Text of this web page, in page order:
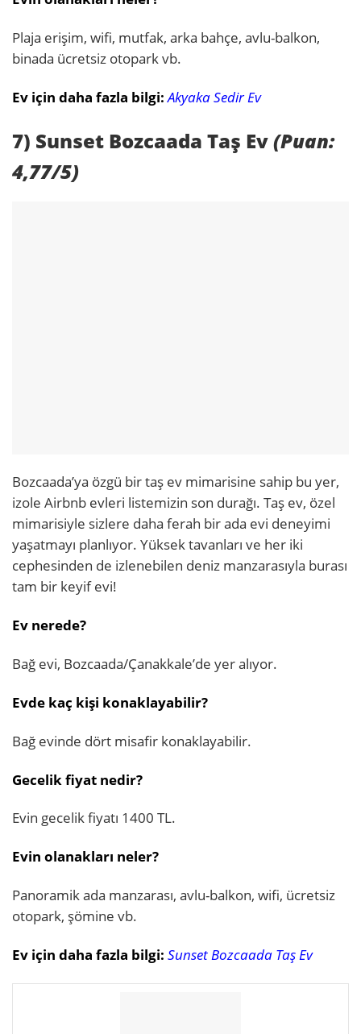
Plaja erişim, wifi, mutfak, arka bahçe, avlu-balkon,
binada ücretsiz otopark vb.
Ev için daha fazla bilgi:Akyaka Sedir Ev
7) Sunset Bozcaada Taş Ev(Puan:
4,77/5)
Bozcaada’ya özgü bir taş ev mimarisine sahip bu yer,
izole Airbnb evleri listemizin son durağı. Taş ev, özel
mimarisiyle sizlere daha ferah bir ada evi deneyimi
yaşatmayı planlıyor. Yüksek tavanları ve her iki
cephesinden de izlenebilen deniz manzarasıyla burası
tam bir keyif evi!
Ev nerede?
Bağ evi, Bozcaada/Çanakkale’de yer alıyor.
Evde kaç kişi konaklayabilir?
Bağ evinde dört misafir konaklayabilir.
Gecelik fiyat nedir?
Evin gecelik fiyatı 1400 TL.
Evin olanakları neler?
Panoramik ada manzarası, avlu-balkon, wifi, ücretsiz
otopark, şömine vb.
Ev için daha fazla bilgi: Sunset Bozcaada Taş Ev